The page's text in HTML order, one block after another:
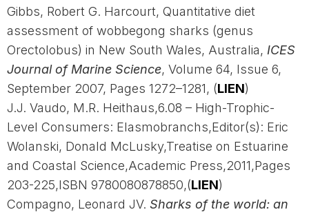
Gibbs, Robert G. Harcourt, Quantitative diet
assessment of wobbegong sharks (genus
Orectolobus) in New South Wales, Australia, ICES
Journal of Marine Science, Volume 64, Issue 6,
September 2007, Pages 1272–1281, (LIEN)
J.J. Vaudo, M.R. Heithaus,6.08 – High-Trophic-
Level Consumers: Elasmobranchs,Editor(s): Eric
Wolanski, Donald McLusky,Treatise on Estuarine
and Coastal Science,Academic Press,2011,Pages
203-225,ISBN 9780080878850,(LIEN)
Compagno, Leonard JV. Sharks of the world: an